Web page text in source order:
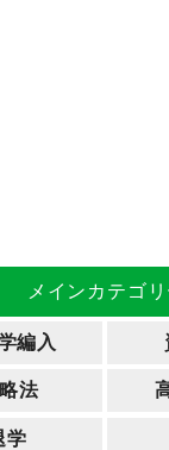
メインカテゴリ
編入
法
学